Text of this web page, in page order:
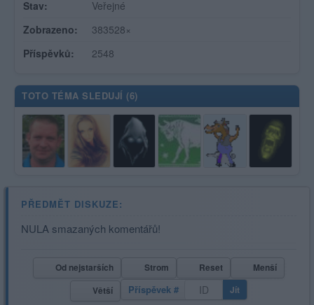
Stav:
Veřejné
Zobrazeno:
383528×
Příspěvků:
2548
TOTO TÉMA SLEDUJÍ (6)
PŘEDMĚT DISKUZE:
NULA smazaných komentářů!
Od nejstarších Strom Reset
Menší
Větší
Příspěvek # Jít